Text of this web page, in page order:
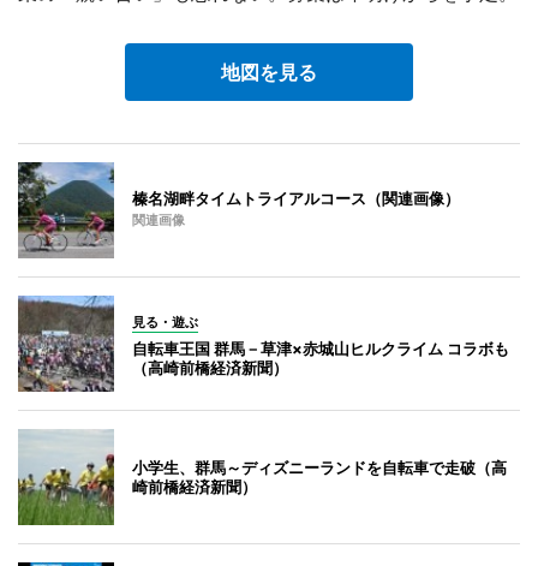
地図を見る
榛名湖畔タイムトライアルコース（関連画像）
関連画像
見る・遊ぶ
自転車王国 群馬－草津×赤城山ヒルクライム コラボも
（高崎前橋経済新聞）
小学生、群馬～ディズニーランドを自転車で走破（高
崎前橋経済新聞）